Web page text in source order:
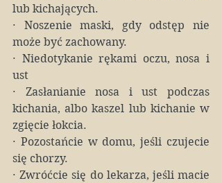
lub kichających.
·
Noszenie maski, gdy odstęp nie
może być zachowany.
· Niedotykanie rękami oczu, nosa i
ust
·
Zasłanianie nosa i ust podczas
kichania, albo kaszel lub kichanie w
zgięcie łokcia.
· Pozostańcie w domu, jeśli czujecie
się chorzy.
· Zwróćcie się do lekarza, jeśli macie